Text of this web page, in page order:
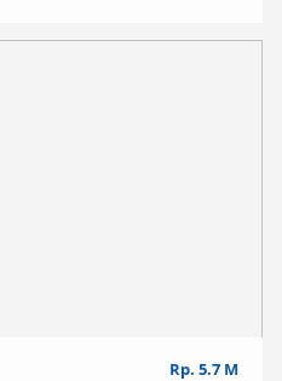
Rp. 5.7 M